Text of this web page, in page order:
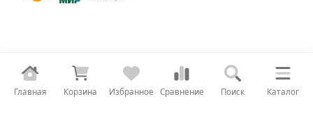
Главная Корзина Избранное Сравнение Поиск Каталог